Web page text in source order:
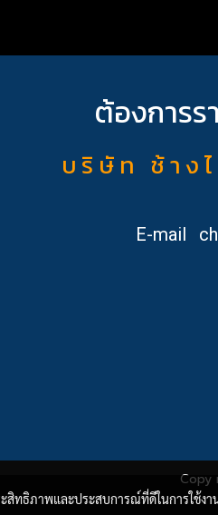
ต้องการร
บ ริ ษั ท ช้ า ง
E-mail
Copy
สิทธิภาพและประสบการณ์ที่ดีในการใช้ง